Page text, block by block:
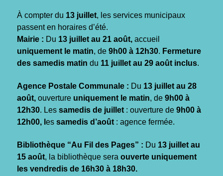
À compter du 13 juillet, les services municipaux
passent en horaires d’été.
Mairie : Du 13 juillet au 21 août, accueil
uniquement le matin, de 9h00 à 12h30. Fermeture
des samedis matin du 11 juillet au 29 août inclus.
Agence Postale Communale : Du 13 juillet au 28
août, ouverture uniquement le matin, de 9h00 à
12h30. Les samedis de juillet : ouverture de 9h00 à
12h00, l es samedis d’août : agence fermée.
Bibliothèque “Au Fil des Pages” : Du 13 juillet au
15 août, la bibliothèque sera ouverte uniquement
les vendredis de 16h30 à 18h30.